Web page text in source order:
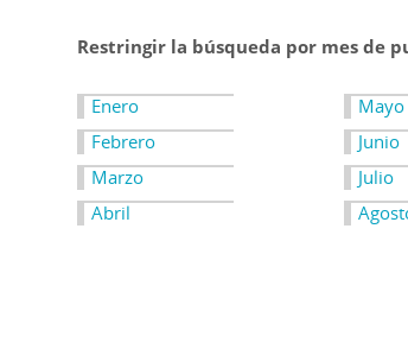
Restringir la búsqueda por mes de
Enero
Febrero
Marzo
Abril
Mayo
Junio
Julio